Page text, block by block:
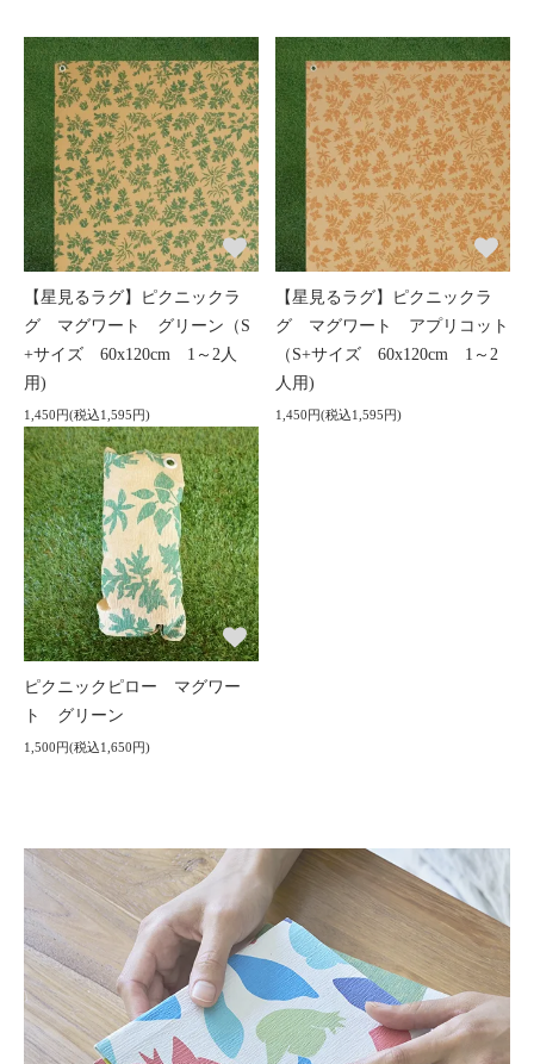
【星見るラグ】ピクニックラ
グ マグワート グリーン（S
+サイズ 60x120cm 1～2人
用)
1,450円(税込1,595円)
【星見るラグ】ピクニックラ
グ マグワート アプリコット
（S+サイズ 60x120cm 1～2
人用)
1,450円(税込1,595円)
ピクニックピロー マグワー
ト グリーン
1,500円(税込1,650円)